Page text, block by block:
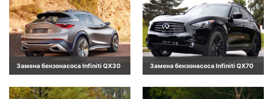
Замена бензонасоса Infiniti QX30 Замена бензонасоса Infiniti QX70